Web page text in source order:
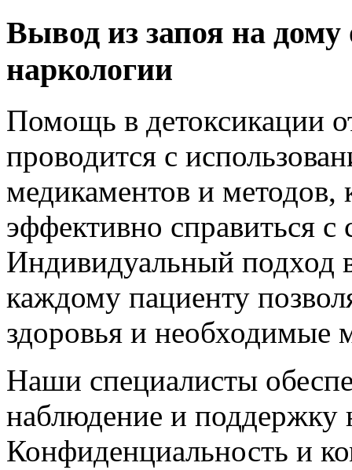
Вывод из запоя на дому
наркологии
Помощь в детоксикации
проводится с
медикаментов и
эффективно справиться
Индивидуальный подход
каждому пациенту
здоровья и необходимые
Наши специалисты
наблюдение и поддержку
Конфиденциальность и